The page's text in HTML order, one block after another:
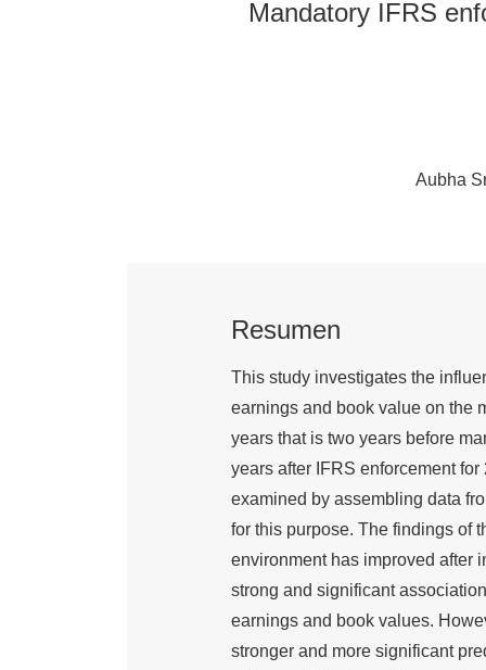
Mandatory IFRS
Aubha
Resumen
This study investigates the
earnings and book value on the
years that is two years before
years after IFRS enforcement
examined by assembling data
for this purpose. The findings of
environment has improved after
strong and significant
earnings and book values.
stronger and more significant